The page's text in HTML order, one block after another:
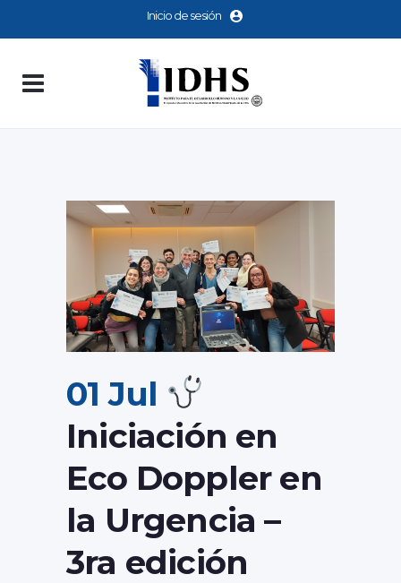
Inicio de sesión
01 Jul
Iniciación en
Eco Doppler en
la Urgencia –
3ra edición